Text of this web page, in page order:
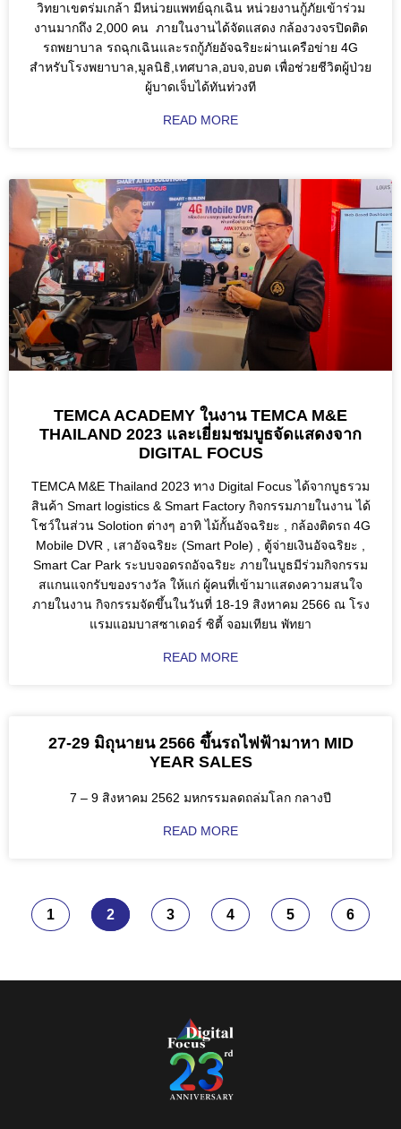
วิทยาเขตร่มเกล้า มีหน่วยแพทย์ฉุกเฉิน หน่วยงานกู้ภัยเข้าร่วม
งานมากถึง 2,000 คน ภายในงานได้จัดแสดง กล้องวงจรปิดติด
รถพยาบาล รถฉุกเฉินและรถกู้ภัยอัจฉริยะผ่านเครือข่าย 4G
สำหรับโรงพยาบาล,มูลนิธิ,เทศบาล,อบจ,อบต เพื่อช่วยชีวิตผู้ป่วย
ผู้บาดเจ็บได้ทันท่วงที
READ MORE
TEMCA ACADEMY ในงาน TEMCA M&E
THAILAND 2023 และเยี่ยมชมบูธจัดแสดงจาก
DIGITAL FOCUS
TEMCA M&E Thailand 2023 ทาง Digital Focus ได้จากบูธรวม
สินค้า Smart logistics & Smart Factory กิจกรรมภายในงาน ได้
โชว์ในส่วน Solotion ต่างๆ อาทิ ไม้กั้นอัจฉริยะ , กล้องติดรถ 4G
Mobile DVR , เสาอัจฉริยะ (Smart Pole) , ตู้จ่ายเงินอัจฉริยะ ,
Smart Car Park ระบบจอดรถอัจฉริยะ ภายในบูธมีร่วมกิจกรรม
สแกนแจกรับของรางวัล ให้แก่ ผู้คนที่เข้ามาแสดงความสนใจ
ภายในงาน กิจกรรมจัดขึ้นในวันที่ 18-19 สิงหาคม 2566 ณ โรง
แรมแอมบาสซาเดอร์ ซิตี้ จอมเทียน พัทยา
READ MORE
27-29 มิถุนายน 2566 ขึ้นรถไฟฟ้ามาหา MID
YEAR SALES
7 – 9 สิงหาคม 2562 มหกรรมลดถล่มโลก กลางปี
READ MORE
1 2 3 4 5 6